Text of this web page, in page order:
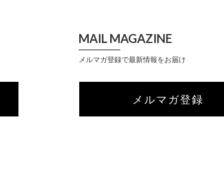
MAIL MAGAZINE
メルマガ登録で最新情報をお届け
メルマガ登録